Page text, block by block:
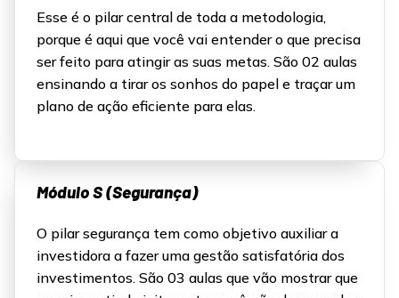
Esse é o pilar central de toda a metodologia,
porque é aqui que você vai entender o que precisa
ser feito para atingir as suas metas. São 02 aulas
ensinando a tirar os sonhos do papel e traçar um
plano de ação eficiente para elas.
Módulo S (Segurança)
O pilar segurança tem como objetivo auxiliar a
investidora a fazer uma gestão satisfatória dos
investimentos. São 03 aulas que vão mostrar que